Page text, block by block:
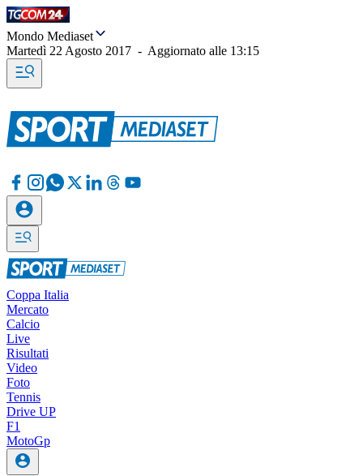
Mondo Mediaset
Martedì 22 Agosto 2017 - Aggiornato alle 13:15
Coppa Italia
Mercato
Calcio
Live
Risultati
Video
Foto
Tennis
Drive UP
F1
MotoGp